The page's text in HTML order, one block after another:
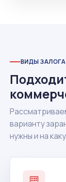
ВИДЫ ЗАЛОГА
варианту
нужны и на